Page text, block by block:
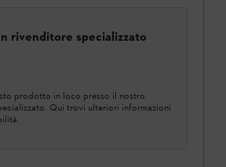
rivenditore specializzato
prodotto in loco presso il nostro
Qui trovi ulteriori informazioni